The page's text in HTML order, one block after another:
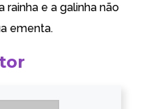
rainha e a galinha não
ementa.